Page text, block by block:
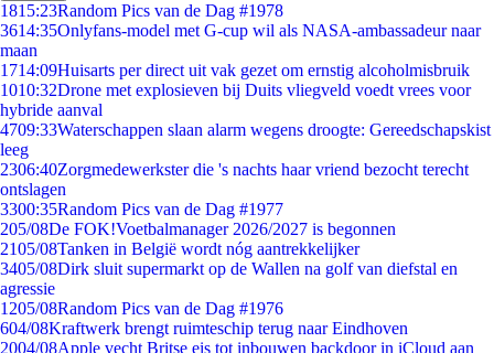
1815:23Random Pics van de Dag #1978
3614:35Onlyfans-model met G-cup wil als NASA-ambassadeur naar
maan
1714:09Huisarts per direct uit vak gezet om ernstig alcoholmisbruik
1010:32Drone met explosieven bij Duits vliegveld voedt vrees voor
hybride aanval
4709:33Waterschappen slaan alarm wegens droogte: Gereedschapskist
leeg
2306:40Zorgmedewerkster die 's nachts haar vriend bezocht terecht
ontslagen
3300:35Random Pics van de Dag #1977
205/08De FOK!Voetbalmanager 2026/2027 is begonnen
2105/08Tanken in België wordt nóg aantrekkelijker
3405/08Dirk sluit supermarkt op de Wallen na golf van diefstal en
agressie
1205/08Random Pics van de Dag #1976
604/08Kraftwerk brengt ruimteschip terug naar Eindhoven
2004/08Apple vecht Britse eis tot inbouwen backdoor in iCloud aan